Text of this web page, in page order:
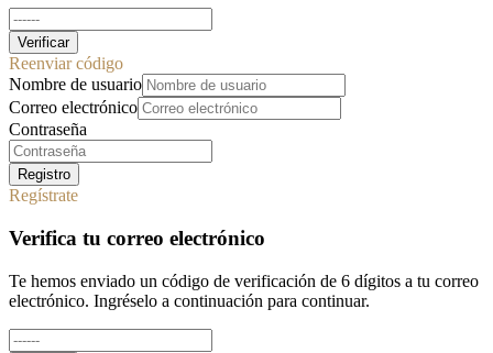
Verificar
Reenviar código
Nombre de usuario
Correo electrónico
Contraseña
Registro
Regístrate
Verifica tu correo electrónico
Te hemos enviado un código de verificación de 6 dígitos a tu correo
electrónico. Ingréselo a continuación para continuar.